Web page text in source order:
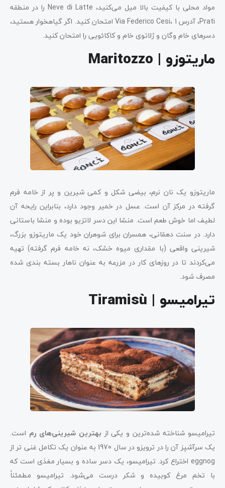
مواد محلی با کیفیت بالا میل می‌کنید، Neve di Latte را در منطقه
Prati، آدرس Via Federico Cesi، 1 امتحان کنید. اگر گیاهخوار هستید،
دسرهای خام وگان و ژلاتوی خام و کاکائویی را امتحان کنید.
ماریتوزو | Maritozzo
ماریتوزو یک نان نرم، بیضی شکل و کمی شیرین و پر از خامه فرم
گرفته در مرکز آن است. عسل در خمیر وجود دارد، بنابراین رایحه آن
لطیف اما خوش طعم است. منشا این دسر لاتزیو بوده و منشا باستانی
دارد. در سنت دهقانی، همسران برای شوهران خود یک ماریتوزو بزرگ،
شیرینی واقعی (با مقداری میوه خشک، نه خامه فرم گرفته) تهیه
می‌کردند تا در روزهای کار در مزرعه به عنوان ناهار بسته بندی شده
مصرف شود.
تیرامیسو | Tiramisù
تیرامیسو شناخته شده‌ترین و یکی از بهترین شیرینی‌های رم است.
یک سرآشپز آن را در ترویزو در سال 1970 به عنوان یک تکامل غنی تر از
eggnog اختراع کرد. تیرامیسو، یک دسر ساده و بسیار مغذی است که
با تخم مرغ کوبیده و شکر درست می‌شود. تیرامیسو مطمئناً